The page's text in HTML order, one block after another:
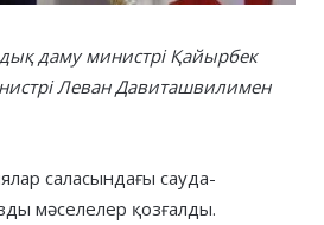
даму министрі Қайырбек
Леван Давиташвилимен
саласындағы сауда-
мәселелер қозғалды.